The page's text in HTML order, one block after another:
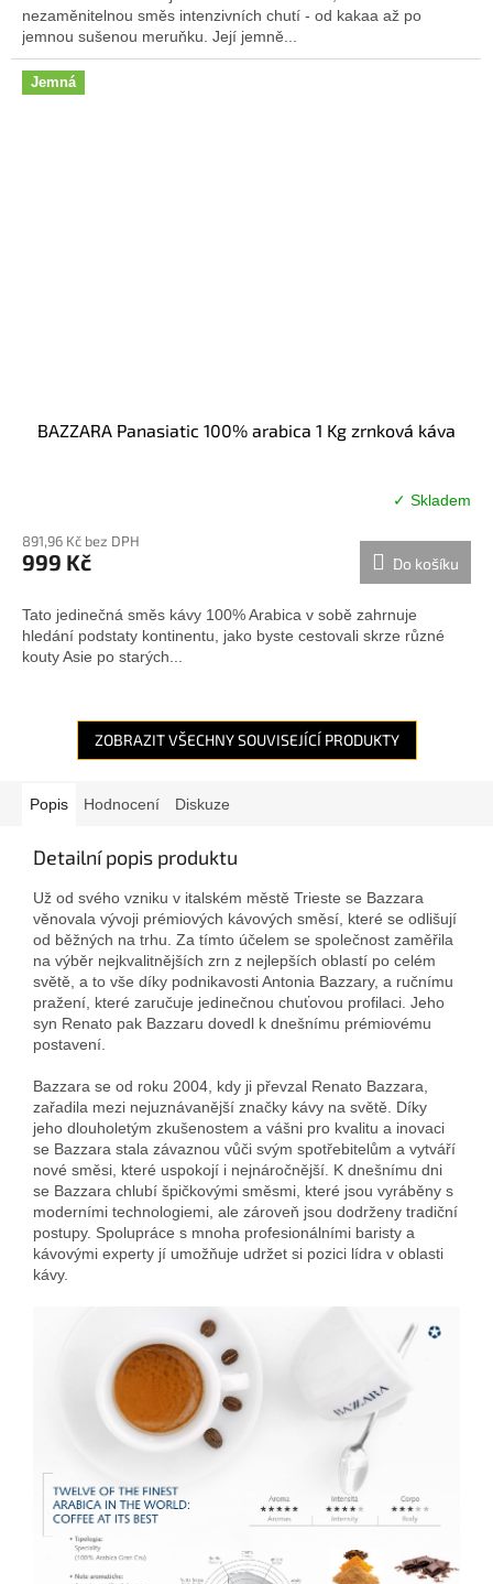
nezaměnitelnou směs intenzivních chutí - od kakaa až po
jemnou sušenou meruňku. Její jemně...
Jemná
BAZZARA Panasiatic 100% arabica 1 Kg zrnková káva
✓ Skladem
891,96 Kč bez DPH
999 Kč Do košíku
Tato jedinečná směs kávy 100% Arabica v sobě zahrnuje
hledání podstaty kontinentu, jako byste cestovali skrze různé
kouty Asie po starých...
ZOBRAZIT VŠECHNY SOUVISEJÍCÍ PRODUKTY
Popis Hodnocení Diskuze
Detailní popis produktu
Už od svého vzniku v italském městě Trieste se Bazzara
věnovala vývoji prémiových kávových směsí, které se odlišují
od běžných na trhu. Za tímto účelem se společnost zaměřila
na výběr nejkvalitnějších zrn z nejlepších oblastí po celém
světě, a to vše díky podnikavosti Antonia Bazzary, a ručnímu
pražení, které zaručuje jedinečnou chuťovou profilaci. Jeho
syn Renato pak Bazzaru dovedl k dnešnímu prémiovému
postavení.
Bazzara se od roku 2004, kdy ji převzal Renato Bazzara,
zařadila mezi nejuznávanější značky kávy na světě. Díky
jeho dlouholetým zkušenostem a vášni pro kvalitu a inovaci
se Bazzara stala závaznou vůči svým spotřebitelům a vytváří
nové směsi, které uspokojí i nejnáročnější. K dnešnímu dni
se Bazzara chlubí špičkovými směsmi, které jsou vyráběny s
moderními technologiemi, ale zároveň jsou dodrženy tradiční
postupy. Spolupráce s mnoha profesionálními baristy a
kávovými experty jí umožňuje udržet si pozici lídra v oblasti
kávy.